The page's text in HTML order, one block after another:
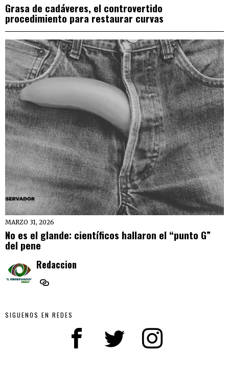
Grasa de cadáveres, el controvertido
procedimiento para restaurar curvas
MARZO 31, 2026
No es el glande: científicos hallaron el “punto G”
del pene
Redaccion
SIGUENOS EN REDES